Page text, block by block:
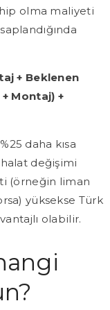
olma maliyeti
+ Beklenen
Montaj) +
daha kısa
değişimi
(örneğin liman
yüksekse Türk
olabilir.